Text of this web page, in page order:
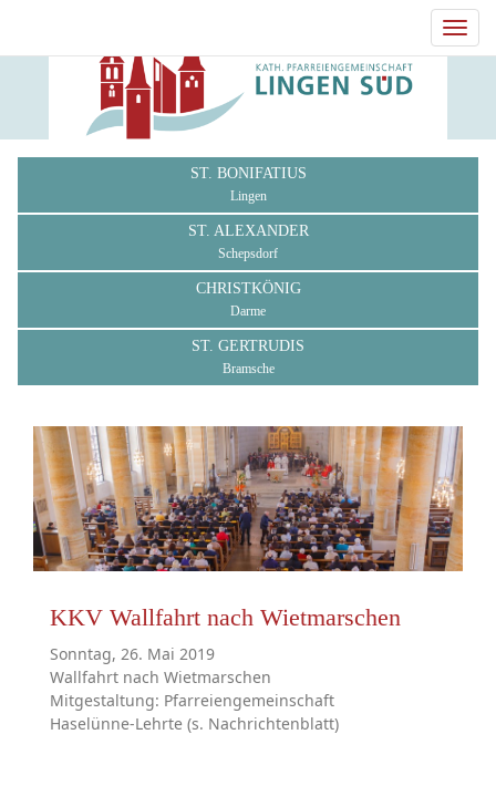
ST. BONIFATIUS
Lingen
ST. ALEXANDER
Schepsdorf
CHRISTKÖNIG
Darme
ST. GERTRUDIS
Bramsche
KKV Wallfahrt nach Wietmarschen
Sonntag, 26. Mai 2019
Wallfahrt nach Wietmarschen
Mitgestaltung: Pfarreiengemeinschaft
Haselünne-Lehrte (s. Nachrichtenblatt)